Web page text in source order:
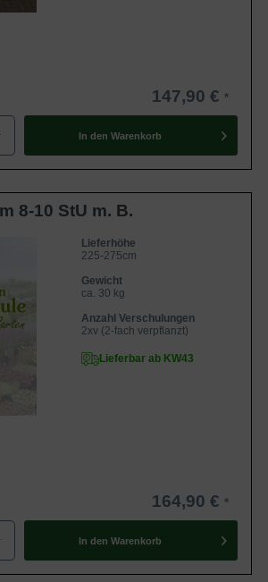
147,90 €
In den Warenkorb
8-10 StU m. B.
Lieferhöhe
225-275cm
Gewicht
ca. 30 kg
Anzahl Verschulungen
2xv (2-fach verpflanzt)
Lieferbar ab KW43
164,90 €
In den Warenkorb